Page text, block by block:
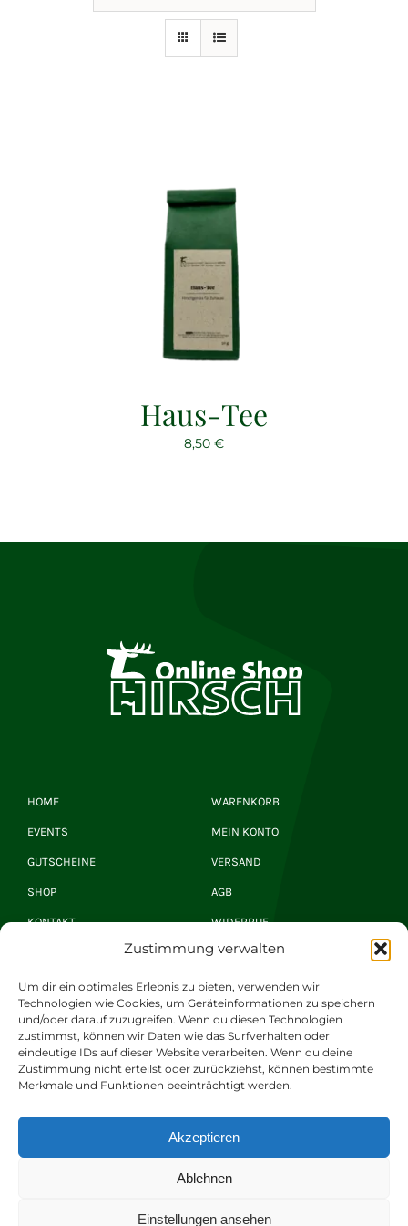
Zustimmung verwalten
Um dir ein optimales Erlebnis zu bieten, verwenden wir
Technologien wie Cookies, um Geräteinformationen zu speichern
und/oder darauf zuzugreifen. Wenn du diesen Technologien
zustimmst, können wir Daten wie das Surfverhalten oder
eindeutige IDs auf dieser Website verarbeiten. Wenn du deine
Zustimmung nicht erteilst oder zurückziehst, können bestimmte
Merkmale und Funktionen beeinträchtigt werden.
Akzeptieren
Ablehnen
Einstellungen ansehen
Haus-Tee
8,50 €
HOME
EVENTS
GUTSCHEINE
SHOP
KONTAKT
WARENKORB
MEIN KONTO
VERSAND
AGB
WIDERRUF
Hirsch Newsletter
JETZT ANMELDEN
© 2026 Romantik Hotel | Restaurant Hirsch Gerd
Windhösel GmbH. Alle Rechte vorbehalten.
Impressum